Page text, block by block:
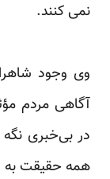
نمی کنند.
وی وجود
آگاهی مردم
در بی‌خبری
همه حقیقت به